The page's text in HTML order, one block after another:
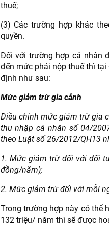
thuế;
(3) Các trường hợp khác
quyền.
Đối với trường hợp cá nhân
đến mức phải nộp thuế thì tại
định như sau:
Mức giảm trừ gia cảnh
Điều chỉnh mức giảm trừ gia
thu nhập cá nhân số 04/
theo Luật số 26/2012/QH13
1. Mức giảm trừ đối với đối
đồng/năm);
2. Mức giảm trừ đối với mỗi
Trong trường hợp này có thể
132 triệu/ năm thì sẽ được